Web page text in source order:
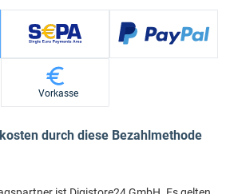
Vorkasse
durch diese Bezahlmethode